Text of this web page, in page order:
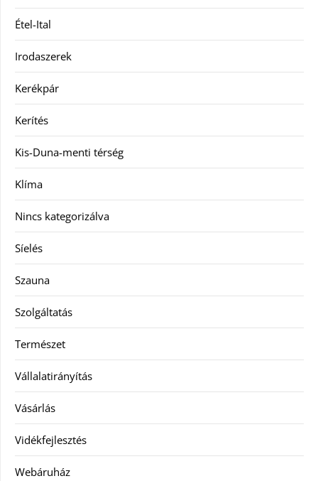
Étel-Ital
Irodaszerek
Kerékpár
Kerítés
Kis-Duna-menti térség
Klíma
Nincs kategorizálva
Síelés
Szauna
Szolgáltatás
Természet
Vállalatirányítás
Vásárlás
Vidékfejlesztés
Webáruház